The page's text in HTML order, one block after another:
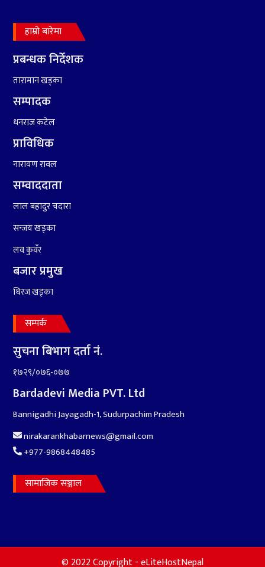
हामी पनि त उडाउछौ ।
हाम्रो बारेमा
प्रबन्धक निर्देशक
तारामान खड्का
सम्पादक
धनराज कटेल
प्राविधिक
नारायण रावल
सम्वाददाता
लाल बहादुर चदारा
सन्जय खड्का
लव कुवँर
बजार प्रमुख
धिरज खड्का
सम्पर्क
सुचना बिभाग दर्ता नं.
१७२९/०७६-०७७
Bardadevi Media PVT. Ltd
Bannigadhi Jayagadh-1, Sudurpachim Pradesh
nirakarankhabarnews@gmail.com
+977-9868448485
सामाजिक सञ्जाल
© 2022 Copyright - eLiteHostNepal